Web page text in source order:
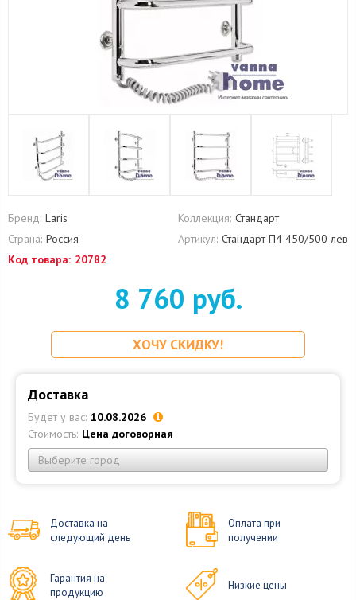
Бренд: Laris Коллекция: Стандарт
Страна: Россия Артикул: Стандарт П4 450/500 лев
Код товара: 20782
8 760 руб.
ХОЧУ СКИДКУ!
Доставка
Будет у вас: 10.08.2026
Стоимость: Цена договорная
Выберите город
Доставка на
следующий день
Оплата при
получении
Гарантия на
продукцию
Низкие цены